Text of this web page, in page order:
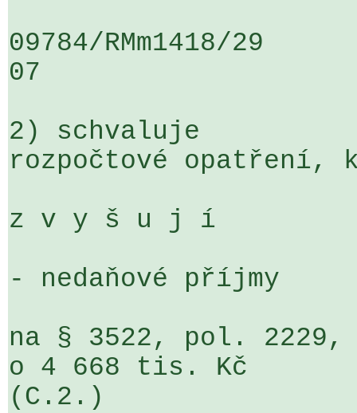
09784/RMm1418/
07
2) schvaluje
rozpočtové opatření,
z v y š u j í
- nedaňové příjmy
na § 3522, pol. 2229,
o 4 668 tis. Kč
(C.2.)